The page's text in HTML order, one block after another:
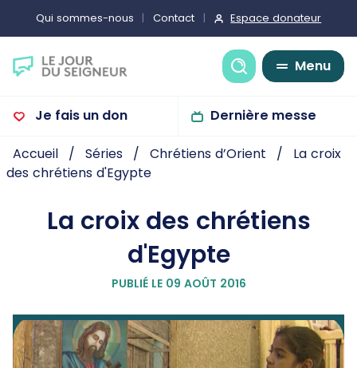
Qui sommes-nous Contact Espace donateur
Recherche
Menu
Je fais un don Dernière messe
Accueil Séries Chrétiens d’Orient
La croix
des chrétiens d'Egypte
La croix des chrétiens
d'Egypte
PUBLIÉ LE 09 AOÛT 2016